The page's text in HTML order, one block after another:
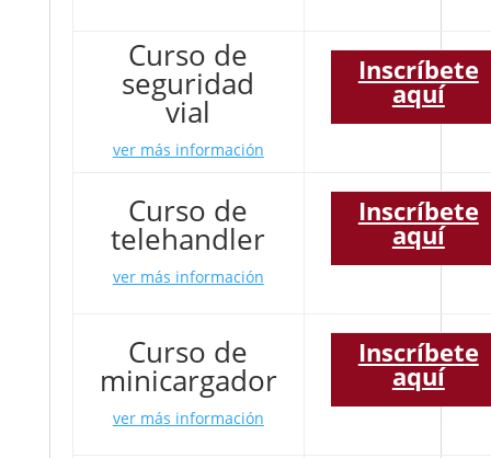
Curso de
seguridad
vial
ver más información
Inscríbete
aquí
Curso de
telehandler
ver más información
Inscríbete
aquí
Curso de
minicargador
ver más información
Inscríbete
aquí